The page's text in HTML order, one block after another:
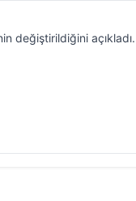
değiştirildiğini açıkladı.